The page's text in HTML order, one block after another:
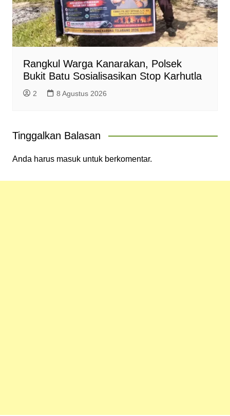
Rangkul Warga Kanarakan, Polsek
Bukit Batu Sosialisasikan Stop Karhutla
2 8 Agustus 2026
Tinggalkan Balasan
Anda harus masukuntuk berkomentar.